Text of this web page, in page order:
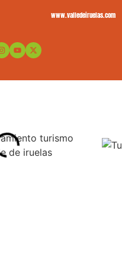
www.valledeiruelas.com